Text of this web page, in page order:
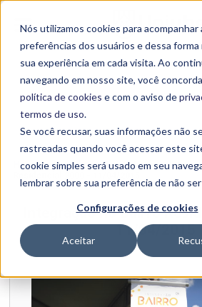
Nós utilizamos cookies para acompanhar
preferências dos usuários e dessa forma
sua experiência em cada visita. Ao
navegando em nosso site, você
política de cookies e com o aviso de
termos de uso.
Se você recusar, suas informações não
rastreadas quando você acessar este
cookie simples será usado em seu
lembrar sobre sua preferência de não
Configurações de cookies
Aceitar
Home > Institucional > Galerias >
Integração no Bairro
11/04/2015